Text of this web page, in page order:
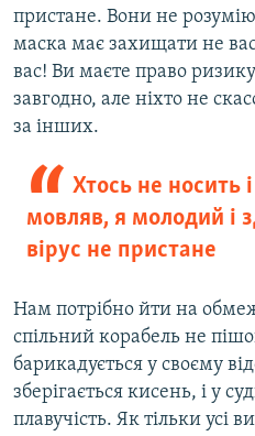
пристане. Вони не
маска має захищати не
вас! Ви маєте право
завгодно, але ніхто не
за інших.
Хтось не носить
мовляв, я молодий і
вірус не пристане
Нам потрібно йти на
спільний корабель не
барикадується у своєму
зберігається кисень, і у
плавучість. Як тільки усі